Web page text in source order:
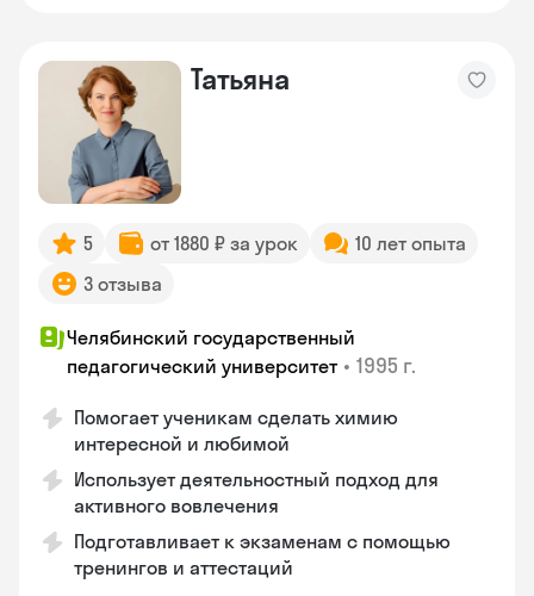
Татьяна
5 от 1880 ₽ за урок
10 лет опыта
3 отзыва
Челябинский государственный
педагогический университет • 1995 г.
Помогает ученикам сделать химию
интересной и любимой
Использует деятельностный подход для
активного вовлечения
Подготавливает к экзаменам с помощью
тренингов и аттестаций